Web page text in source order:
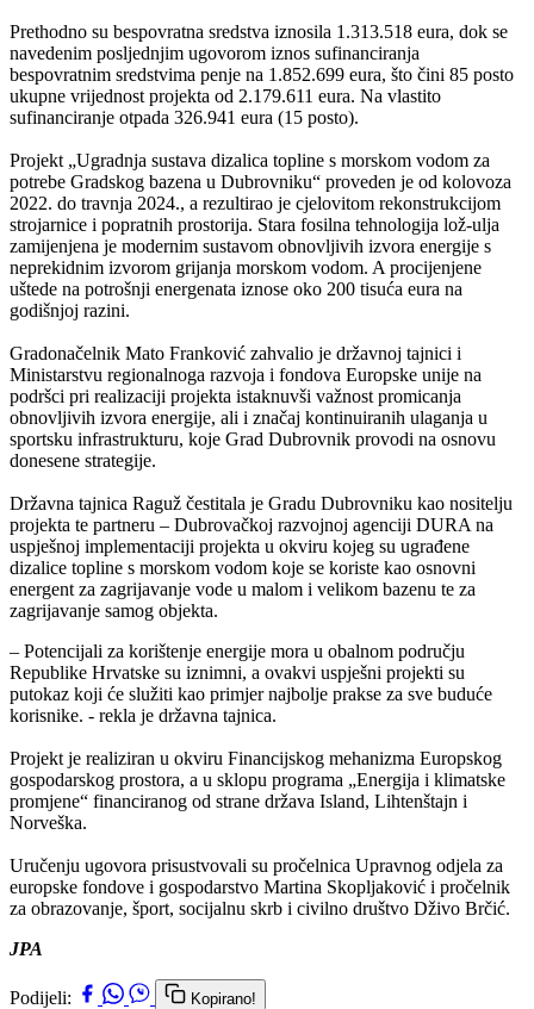
Prethodno su bespovratna sredstva iznosila 1.313.518 eura, dok se
navedenim posljednjim ugovorom iznos sufinanciranja
bespovratnim sredstvima penje na 1.852.699 eura, što čini 85 posto
ukupne vrijednost projekta od 2.179.611 eura. Na vlastito
sufinanciranje otpada 326.941 eura (15 posto).
Projekt „Ugradnja sustava dizalica topline s morskom vodom za
potrebe Gradskog bazena u Dubrovniku“ proveden je od kolovoza
2022. do travnja 2024., a rezultirao je cjelovitom rekonstrukcijom
strojarnice i popratnih prostorija. Stara fosilna tehnologija lož-ulja
zamijenjena je modernim sustavom obnovljivih izvora energije s
neprekidnim izvorom grijanja morskom vodom. A procijenjene
uštede na potrošnji energenata iznose oko 200 tisuća eura na
godišnjoj razini.
Gradonačelnik Mato Franković zahvalio je državnoj tajnici i
Ministarstvu regionalnoga razvoja i fondova Europske unije na
podršci pri realizaciji projekta istaknuvši važnost promicanja
obnovljivih izvora energije, ali i značaj kontinuiranih ulaganja u
sportsku infrastrukturu, koje Grad Dubrovnik provodi na osnovu
donesene strategije.
Državna tajnica Raguž čestitala je Gradu Dubrovniku kao nositelju
projekta te partneru – Dubrovačkoj razvojnoj agenciji DURA na
uspješnoj implementaciji projekta u okviru kojeg su ugrađene
dizalice topline s morskom vodom koje se koriste kao osnovni
energent za zagrijavanje vode u malom i velikom bazenu te za
zagrijavanje samog objekta.
– Potencijali za korištenje energije mora u obalnom području
Republike Hrvatske su iznimni, a ovakvi uspješni projekti su
putokaz koji će služiti kao primjer najbolje prakse za sve buduće
korisnike. - rekla je državna tajnica.
Projekt je realiziran u okviru Financijskog mehanizma Europskog
gospodarskog prostora, a u sklopu programa „Energija i klimatske
promjene“ financiranog od strane država Island, Lihtenštajn i
Norveška.
Uručenju ugovora prisustvovali su pročelnica Upravnog odjela za
europske fondove i gospodarstvo Martina Skopljaković i pročelnik
za obrazovanje, šport, socijalnu skrb i civilno društvo Dživo Brčić.
JPA
Podijeli: Kopirano!